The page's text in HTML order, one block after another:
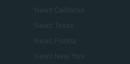
Newz California
Newz Texas
Newz Florida
Newz New York